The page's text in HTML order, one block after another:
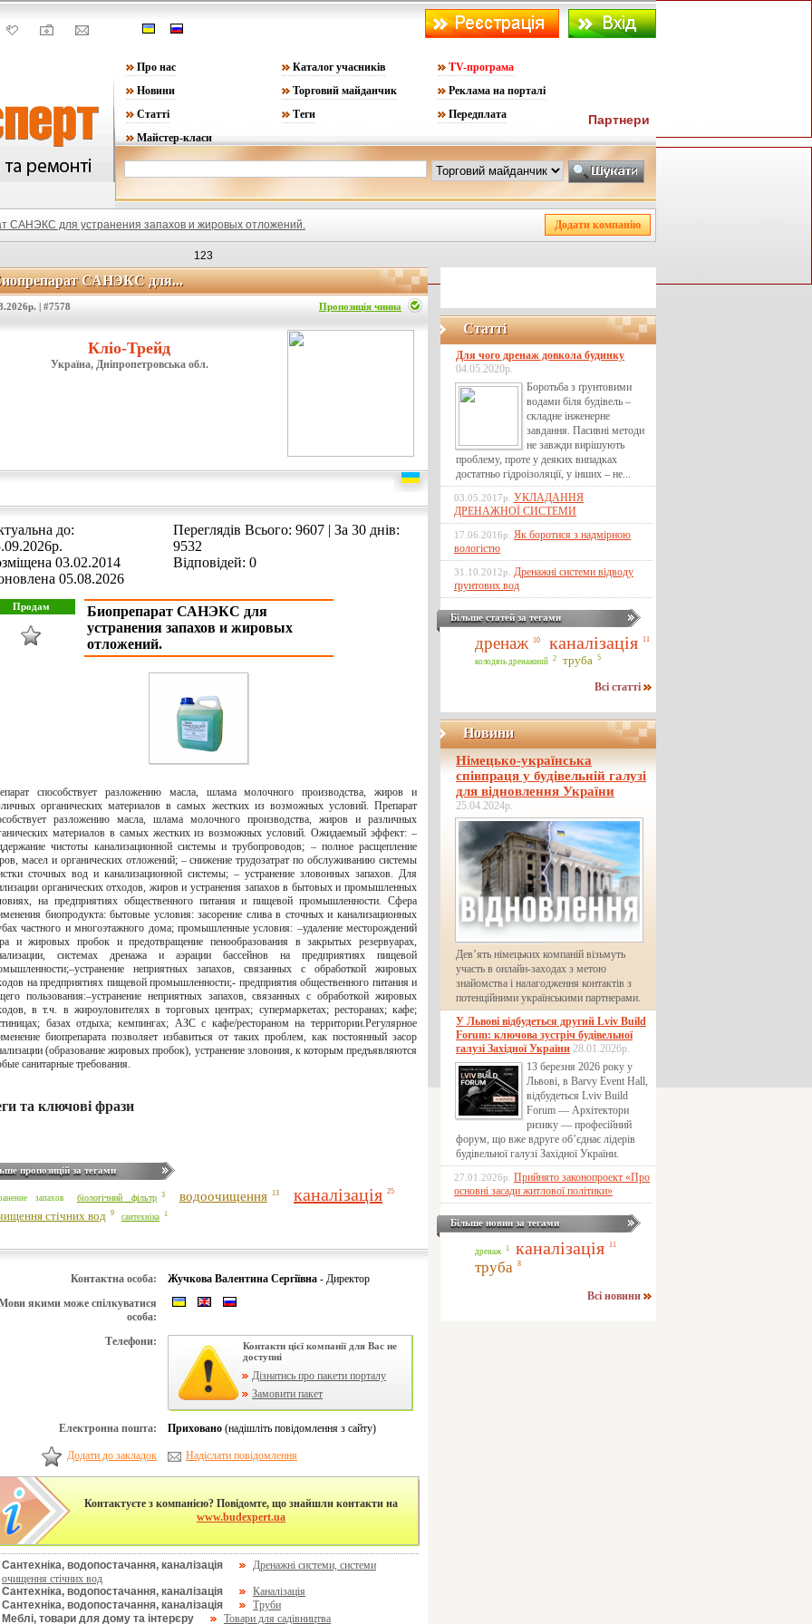
Про нас Каталог учасників
TV-програма
Новини
Торговий майданчик
Реклама на порталі
Статті
Теги
Передплата
Майстер-класи
Партнери
САНЭКС для устранения запахов и жировых отложений.
123
САНЭКС для...
САНЭКС для...
| #7578 Пропозиція чинна
Кліо-Трейд
Україна, Дніпропетровська обл.
до:
03.02.2014
05.08.2026
Переглядів Всього: 9607 | За 30 днів:
9532
Відповідей: 0
Биопрепарат САНЭКС для
устранения запахов и жировых
отложений.
способствует разложению масла, шлама молочного производства, жиров и
органических материалов в самых жестких из возможных условий. Препарат
разложению масла, шлама молочного производства, жиров и различных
материалов в самых жестких из возможных условий. Ожидаемый эффект: –
чистоты канализационной системы и трубопроводов; – полное расщепление
масел и органических отложений; – снижение трудозатрат по обслуживанию системы
сточных вод и канализационной системы; – устранение зловонных запахов. Для
органических отходов, жиров и устранения запахов в бытовых и промышленных
на предприятиях общественного питания и пищевой промышленности. Сфера
биопродукта: бытовые условия: засорение слива в сточных и канализационных
частного и многоэтажного дома; промышленные условия: –удаление месторождений
и жировых пробок и предотвращение пенообразования в закрытых резервуарах,
системах дренажа и аэрации бассейнов на предприятиях пищевой
неприятных запахов, связанных с обработкой жировых
на предприятиях пищевой промышленности;- предприятия общественного питания и
пользования:–устранение неприятных запахов, связанных с обработкой жировых
в т.ч. в жироуловителях в торговых центрах; супермаркетах; ресторанах; кафе;
базах отдыха; кемпингах; АЗС с кафе/рестораном на территории.Регулярное
биопрепарата позволяет избавиться от таких проблем, как постоянный засор
(образование жировых пробок), устранение зловония, к которым предъявляются
санитарные требования.
та ключові фрази
пропозицій за тегами
запахов біологічний фільтр 3 водоочищення 13 каналізація 25
стічних вод 9 сантехніка 1
Контактна особа: Жучкова Валентина Сергіївна - Директор
якими може спілкуватися
особа:
Телефони:
Контакти цієї компанії для Вас не
доступні
Дізнатись про пакети порталу
Замовити пакет
Електронна пошта: Приховано (надішліть повідомлення з сайту)
Додати до закладок Надіслати повідомлення
Контактуєте з компанією? Повідомте, що знайшли контакти на
www.budexpert.ua
Сантехніка, водопостачання, каналізація
Дренажні системи, системи
очищення стічних вод
Сантехніка, водопостачання, каналізація
Каналізація
Сантехніка, водопостачання, каналізація
Труби
Меблі, товари для дому та інтерєру
Товари для садівництва
Статті
Для чого дренаж довкола будинку
04.05.2020р.
Боротьба з ґрунтовими
водами біля будівель –
складне інженерне
завдання. Пасивні методи
не завжди вирішують
проблему, проте у деяких випадках
достатньо гідроізоляції, у інших – не...
03.05.2017р. УКЛАДАННЯ
ДРЕНАЖНОЇ СИСТЕМИ
17.06.2016р. Як боротися з надмірною
вологістю
31.10.2012р. Дренажні системи відводу
ґрунтових вод
Більше статей за тегами
дренаж 10 каналізація 11
колодязь дренажний 2 труба 5
Всі статті
Новини
Німецько-українська
співпраця у будівельній галузі
для відновлення України
25.04.2024р.
Дев’ять німецьких компаній візьмуть
участь в онлайн-заходах з метою
знайомства і налагодження контактів з
потенційними українськими партнерами.
У Львові відбудеться другий Lviv Build
Forum: ключова зустріч будівельної
галузі Західної України 28.01.2026р.
13 березня 2026 року у
Львові, в Barvy Event Hall,
відбудеться Lviv Build
Forum — Архітектори
ризику — професійний
форум, що вже вдруге об’єднає лідерів
будівельної галузі Західної України.
27.01.2026р. Прийнято законопроект «Про
основні засади житлової політики»
Більше новин за тегами
дренаж 1 каналізація 11
труба 8
Всі новини